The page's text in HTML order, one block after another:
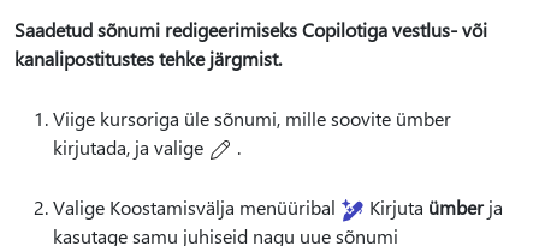
Saadetud sõnumi redigeerimiseks Copilotiga vestlus- või
kanalipostitustes tehke järgmist.
Viige kursoriga üle sõnumi, mille soovite ümber
kirjutada, ja valige
.
Valige Koostamisvälja menüüribal Kirjuta ümberja
kasutage samu juhiseid nagu uue sõnumi